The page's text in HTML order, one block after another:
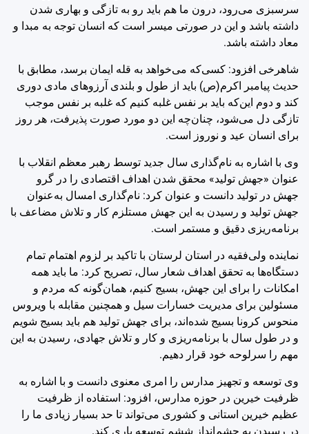
سرسبزی می‌رود، درون ما هم باید رو به تازگی و بهاری شدن
داشته باشد و این در صورتی میسر است که انسان توجه به مبدا و
معاد داشته باشد.
شاهرخی افزود: کسی‌که می‌خواهد به قله ایمان برسد، مطابق با
حدیث پیامبر اکرم(ص) باید از طول و بلندی آرزوهای مادی دوری
کند و دوم این‌که باید بر نفس غلبه کنیم که غلبه بر نفس موجب
تازگی دل می‌شود، چنان‌چه این دو مورد صورت پذیرفت، هر روز
برای انسان عید و نوروز است.
وی با اشاره به نام‌گذاری سال جدید توسط رهبر معظم انقلاب با
عنوان «جهش تولید» محقق شدن اهداف اقتصادی را در گرو
جهش در تولید دانست و عنوان کرد: نام‌گذاری امسال به‌عنوان
جهش تولید و رسیدن به این جهش مستلزم کار و تلاش مضاعف با
برنامه‌ریزی دقیق و مستمر است.
نماینده ولی‌فقیه در استان لرستان با تاکید بر لزوم اهتمام تمام
دستگاه‌ها به تحقق اهداف شعار سال، تصریح کرد: ما باید همه
امکانات را برای این جهش، بسیج کنیم، همان‌گونه که مردم و
مسئولین برای مدیریت خسارات سیل و همچنین مقابله با ویروس
منحوس کرونا بسیج شده‌اند، برای جهش تولید هم باید بسیج شویم
و در طول سال با برنامه‌ریزی و کار و تلاش جهادی، رسیدن به این
مهم را سرلوحه خود قرار دهیم.
وی توسعه و تجهیز مدارس را امری معنوی دانست و با اشاره به
ظرفیت خیرین در حوزه مدارس، افزود: استفاده از ظرفیت
عظیم خیرین استانی و کشوری می‌تواند تا حد بسیار زیادی ما را
در رسیدن به چشم‌انداز ششم توسعه یاری کند.